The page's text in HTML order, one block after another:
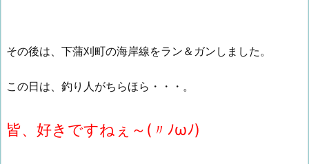
その後は、下蒲刈町の海岸線をラン＆ガンしました。
この日は、釣り人がちらほら・・・。
皆、好きですねぇ～(〃ﾉωﾉ)